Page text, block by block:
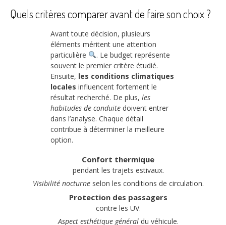
Quels critères comparer avant de faire son choix ?
Avant toute décision, plusieurs
éléments méritent une attention
particulière
. Le budget représente
souvent le premier critère étudié.
Ensuite, les conditions climatiques
locales influencent fortement le
résultat recherché. De plus, les
habitudes de conduite doivent entrer
dans l’analyse. Chaque détail
contribue à déterminer la meilleure
option.
Confort thermique
pendant les trajets estivaux.
Visibilité nocturneselon les conditions de circulation.
Protection des passagers
contre les UV.
Aspect esthétique généraldu véhicule.